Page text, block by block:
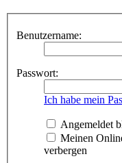
Benutzername:
Passwort:
Ich habe mein
Angemeldet
Meinen
verbergen